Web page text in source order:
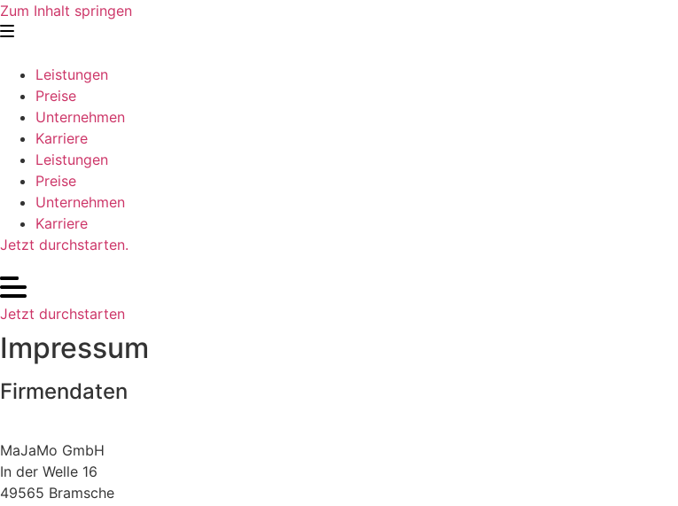
Zum Inhalt springen
Leistungen
Preise
Unternehmen
Karriere
Leistungen
Preise
Unternehmen
Karriere
Jetzt durchstarten.
Jetzt durchstarten
Impressum
Firmendaten
MaJaMo GmbH
In der Welle 16
49565 Bramsche